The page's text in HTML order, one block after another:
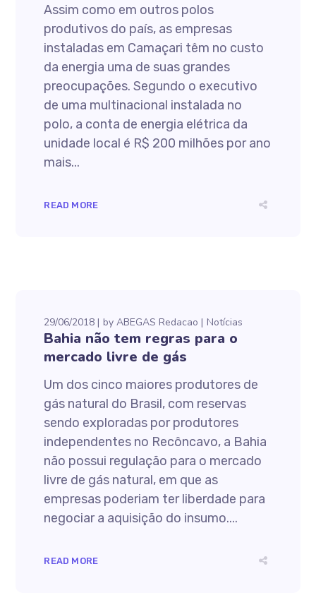
Assim como em outros polos
produtivos do país, as empresas
instaladas em Camaçari têm no custo
da energia uma de suas grandes
preocupações. Segundo o executivo
de uma multinacional instalada no
polo, a conta de energia elétrica da
unidade local é R$ 200 milhões por ano
mais...
READ MORE
29/06/2018 byABEGAS Redacao Notícias
Bahia não tem regras para o
mercado livre de gás
Um dos cinco maiores produtores de
gás natural do Brasil, com reservas
sendo exploradas por produtores
independentes no Recôncavo, a Bahia
não possui regulação para o mercado
livre de gás natural, em que as
empresas poderiam ter liberdade para
negociar a aquisição do insumo....
READ MORE